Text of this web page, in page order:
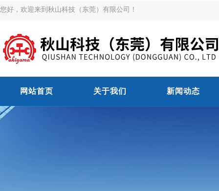
您好，欢迎来到秋山科技（东莞）有限公司！
网站首页 关于我们 新闻动态